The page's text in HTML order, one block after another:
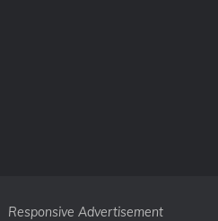
Responsive Advertisement